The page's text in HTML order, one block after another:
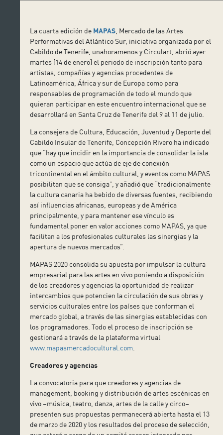
La cuarta edición de MAPAS , Mercado de las Artes
Performativas del Atlántico Sur, iniciativa organizada por el
Cabildo de Tenerife, unahoramenos y Circulart, abrió ayer
martes [14 de enero] el periodo de inscripción tanto para
artistas, compañías y agencias procedentes de
Latinoamérica, África y sur de Europa como para
responsables de programación de todo el mundo que
quieran participar en este encuentro internacional que se
desarrollará en Santa Cruz de Tenerife del 9 al 11 de julio.
La consejera de Cultura, Educación, Juventud y Deporte del
Cabildo Insular de Tenerife, Concepción Rivero ha indicado
que “hay que incidir en la importancia de consolidar la isla
como un espacio que actúa de eje de conexión
tricontinental en el ámbito cultural, y eventos como MAPAS
posibilitan que se consiga”, y añadió que “tradicionalmente
la cultura canaria ha bebido de diversas fuentes, recibiendo
así influencias africanas, europeas y de América
principalmente, y para mantener ese vínculo es
fundamental poner en valor acciones como MAPAS, ya que
facilitan a los profesionales culturales las sinergias y la
apertura de nuevos mercados”.
MAPAS 2020 consolida su apuesta por impulsar la cultura
empresarial para las artes en vivo poniendo a disposición
de los creadores y agencias la oportunidad de realizar
intercambios que potencien la circulación de sus obras y
servicios culturales entre los países que conforman el
mercado global, a través de las sinergias establecidas con
los programadores. Todo el proceso de inscripción se
gestionará a través de la plataforma virtual
www.mapasmercadocultural.com
Creadores y agencias
La convocatoria para que creadores y agencias de
management, booking y distribución de artes escénicas en
vivo –música, teatro, danza, artes de la calle y circo–
presenten sus propuestas permanecerá abierta hasta el 13
de marzo de 2020 y los resultados del proceso de selección,